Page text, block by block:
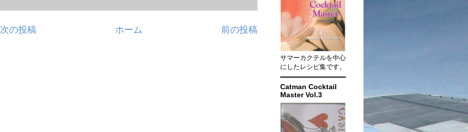
次の投稿 前の投稿
ホーム
サマーカクテルを中心
にしたレシピ集です。
Catman Cocktail
Master Vol.3